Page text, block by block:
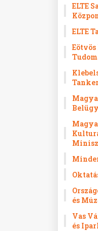
ELTE
ELTE
és
Vas
és